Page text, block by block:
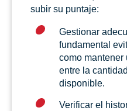
subir su puntaje:
Gestionar
fundamental
como
entre la
disponible.
Verificar el